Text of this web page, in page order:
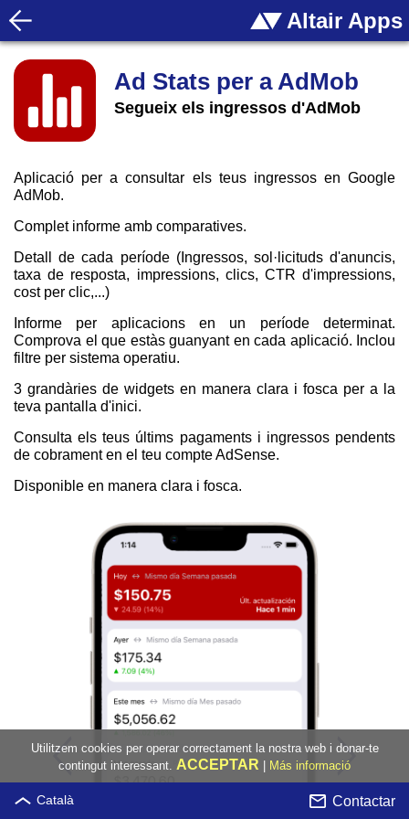
Altair Apps
Ad Stats per a AdMob
Segueix els ingressos d'AdMob
Aplicació per a consultar els teus ingressos en Google
AdMob.
Complet informe amb comparatives.
Detall de cada període (Ingressos, sol·licituds d'anuncis,
taxa de resposta, impressions, clics, CTR d'impressions,
cost per clic,...)
Informe per aplicacions en un període determinat.
Comprova el que estàs guanyant en cada aplicació. Inclou
filtre per sistema operatiu.
3 grandàries de widgets en manera clara i fosca per a la
teva pantalla d'inici.
Consulta els teus últims pagaments i ingressos pendents
de cobrament en el teu compte AdSense.
Disponible en manera clara i fosca.
Contactar
Utilitzem cookies per operar correctament la nostra web i donar-te
contingut interessant. ACCEPTAR Más informació